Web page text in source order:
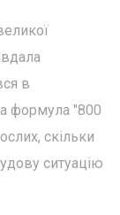
в
формула "800
скільки
ситуацію